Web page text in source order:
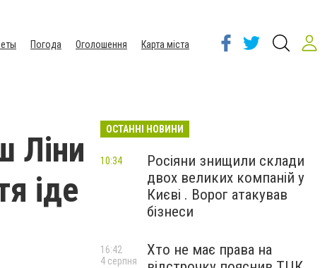
Погода Оголошення
Карта міста
Ліни
іде
ОСТАННІ НОВИНИ
Росіяни знищили склади
двох великих компаній у
Києві . Ворог атакував
бізнеси
10:34
Хто не має права на
16:42
4 серпня